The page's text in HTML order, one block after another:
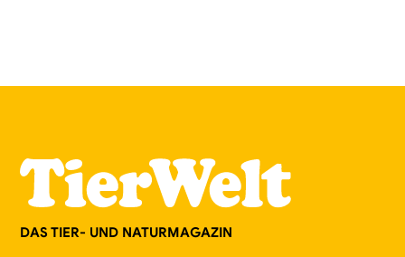
DAS TIER- UND NATURMAGAZIN